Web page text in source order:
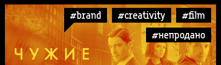
#brand #creativity
#film
#непродано